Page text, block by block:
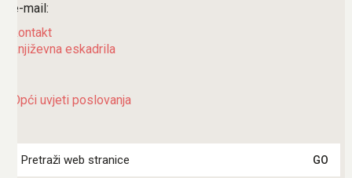
e-mail:
kontakt
književna eskadrila
Opći uvjeti poslovanja
for: